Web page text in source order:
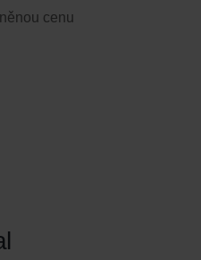
cenu